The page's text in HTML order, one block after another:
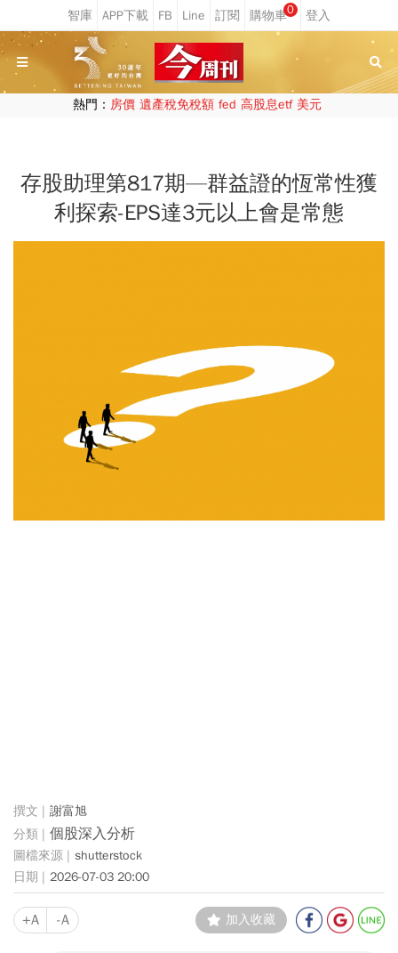
0
熱門： 房價 遺產稅免稅額 fed 高股息etf 美元
存股助理第817期—群益證的恆常性獲
利探索-EPS達3元以上會是常態
謝富旭
個股深入分析
shutterstock
2026-07-03 20:00
+A -A 加入收藏